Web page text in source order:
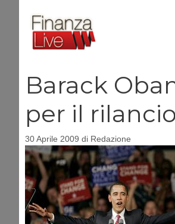
contenuto
Barack
per il
30 Aprile 2009 di Redazione